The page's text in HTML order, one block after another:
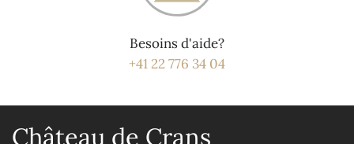
Besoins d'aide?
+41 22 776 34 04
Château de Crans